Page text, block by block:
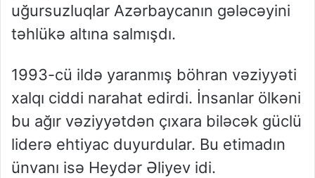
uğursuzluqlar Azərbaycanın gələcəyini
təhlükə altına salmışdı.
1993-cü ildə yaranmış böhran vəziyyəti
xalqı ciddi narahat edirdi. İnsanlar ölkəni
bu ağır vəziyyətdən çıxara biləcək güclü
liderə ehtiyac duyurdular. Bu etimadın
ünvanı isə Heydər Əliyev idi.